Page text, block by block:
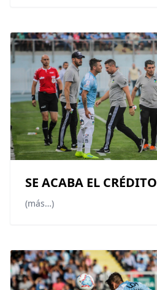
SE ACABA EL CRÉDITO
(más…)